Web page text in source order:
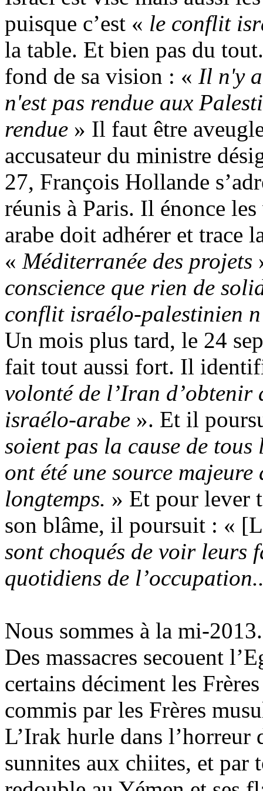
puisque c’est « le conflit
la table. Et bien pas du
fond de sa vision : « Il n'y
n'est pas rendue aux
rendue » Il faut être
accusateur du ministre
27, François Hollande
réunis à Paris. Il énonce
arabe doit adhérer et trace
« Méditerranée des projets
conscience que rien de
conflit israélo-palestinien
Un mois plus tard, le 24
fait tout aussi fort. Il
volonté de l’Iran
israélo-arabe ». Et il
soient pas la cause de
ont été une source
longtemps. » Et pour lever
son blâme, il poursuit : «
sont choqués de voir leurs
quotidiens de
Nous sommes à la mi-
Des massacres secouent
certains déciment les
commis par les Frères
L’Irak hurle dans l’horreur
sunnites aux chiites, et par